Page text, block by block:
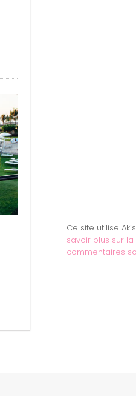
Ce site utilise
savoir plus sur
commentaires